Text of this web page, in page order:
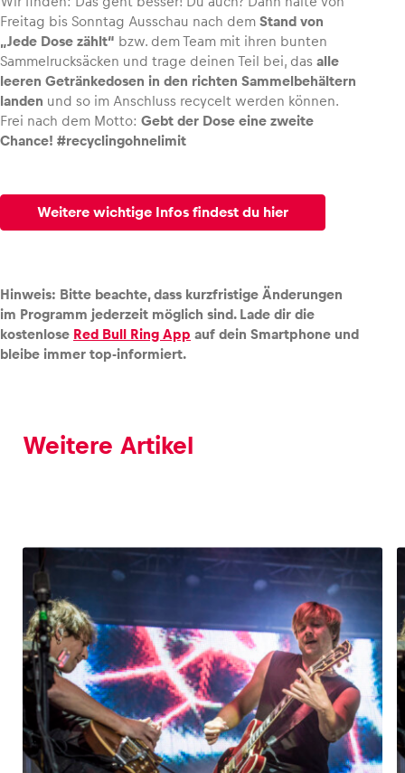
Freitag bis Sonntag Ausschau nach dem Stand von
„Jede Dose zählt“ bzw. dem Team mit ihren bunten
Sammelrucksäcken und trage deinen Teil bei, das alle
leeren Getränkedosen in den richten Sammelbehältern
landen und so im Anschluss recycelt werden können.
Frei nach dem Motto: Gebt der Dose eine zweite
Chance! #recyclingohnelimit
Weitere wichtige Infos findest du hier
Hinweis: Bitte beachte, dass kurzfristige Änderungen
im Programm jederzeit möglich sind. Lade dir die
kostenlose Red Bull Ring App auf dein Smartphone und
bleibe immer top-informiert.
Weitere Artikel